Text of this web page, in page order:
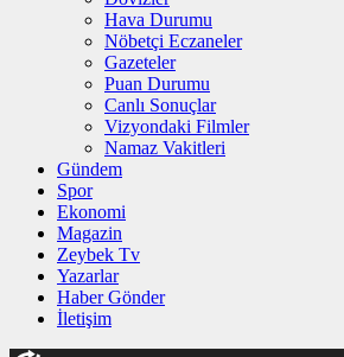
Hava Durumu
Nöbetçi Eczaneler
Gazeteler
Puan Durumu
Canlı Sonuçlar
Vizyondaki Filmler
Namaz Vakitleri
Gündem
Spor
Ekonomi
Magazin
Zeybek Tv
Yazarlar
Haber Gönder
İletişim